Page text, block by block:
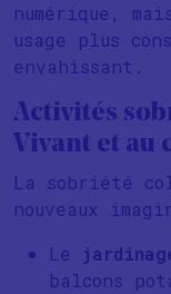
numérique,
usage plus
envahissant.
Activités
Vivant et au
La sobriété
nouveaux
Le
balcons